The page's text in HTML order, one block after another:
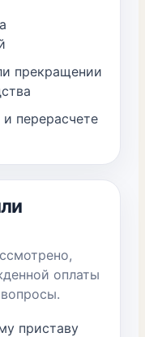
прекращении
перерасчете
оплаты
приставу